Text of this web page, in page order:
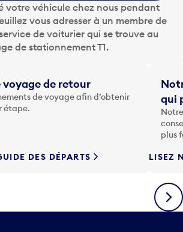
votre véhicule chez nous pendant
vous adresser à un membre de
de voiturier qui se trouve au
de stationnement T1.
de retour
de voyage afin d’obtenir
étape.
DES DÉPARTS
qui
plus
LISEZ